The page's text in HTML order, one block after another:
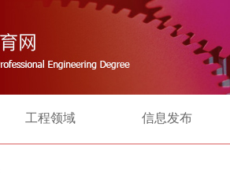
工程领域 信息发布